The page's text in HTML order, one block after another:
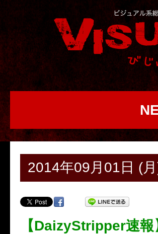
2014年09月01日 (
【DaizyStripper速